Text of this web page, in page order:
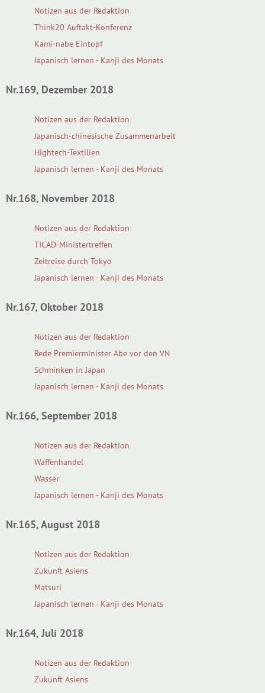
Notizen aus der Redaktion
Think20 Auftakt-Konferenz
Kami-nabe Eintopf
Japanisch lernen - Kanji des Monats
Nr.169, Dezember 2018
Notizen aus der Redaktion
Japanisch-chinesische Zusammenarbeit
Hightech-Textilien
Japanisch lernen - Kanji des Monats
Nr.168, November 2018
Notizen aus der Redaktion
TICAD-Ministertreffen
Zeitreise durch Tokyo
Japanisch lernen - Kanji des Monats
Nr.167, Oktober 2018
Notizen aus der Redaktion
Rede Premierminister Abe vor den VN
Schminken in Japan
Japanisch lernen - Kanji des Monats
Nr.166, September 2018
Notizen aus der Redaktion
Waffenhandel
Wasser
Japanisch lernen - Kanji des Monats
Nr.165, August 2018
Notizen aus der Redaktion
Zukunft Asiens
Matsuri
Japanisch lernen - Kanji des Monats
Nr.164, Juli 2018
Notizen aus der Redaktion
Zukunft Asiens